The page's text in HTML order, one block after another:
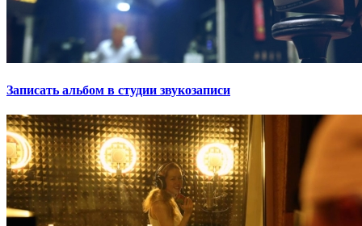
Записать альбом в студии звукозаписи